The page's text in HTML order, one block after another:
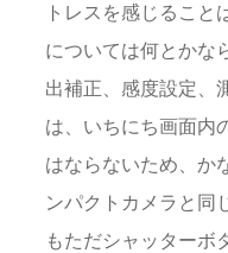
トレスを感じること
については何とかな
出補正、感度設定、
は、いちにち画面内
はならないため、か
ンパクトカメラと同
もただシャッターボ